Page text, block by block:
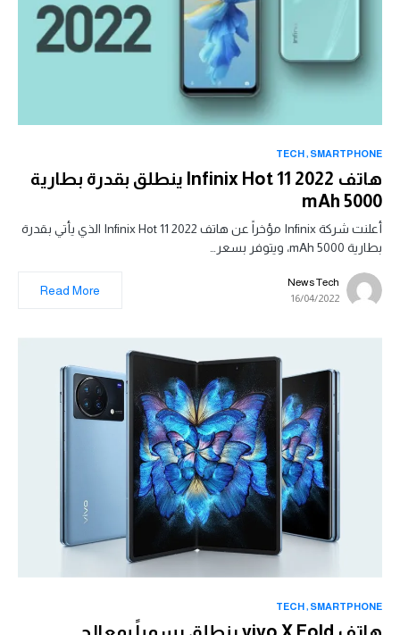
SMARTPHONE
TECH
هاتف Infinix Hot 11 2022 ينطلق بقدرة بطارية
5000 mAh
أعلنت شركة Infinix مؤخراً عن هاتف Infinix Hot 11 2022 الذي يأتي بقدرة
بطارية 5000 mAh، ويتوفر بسعر…
News Tech
16/04/2022
Read More
SMARTPHONE
TECH
هاتف vivo X Fold ينطلق رسمياً بمعالج